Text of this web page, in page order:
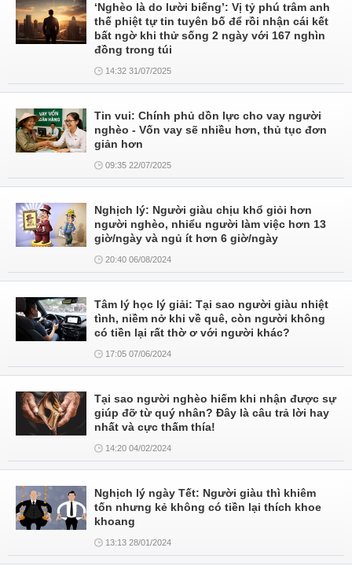
‘Nghèo là do lười biếng’: Vị tỷ phú trâm anh
thế phiệt tự tin tuyên bố để rồi nhận cái kết
bất ngờ khi thử sống 2 ngày với 167 nghìn
đồng trong túi
14:32 31/07/2025
Tin vui: Chính phủ dồn lực cho vay người
nghèo - Vốn vay sẽ nhiều hơn, thủ tục đơn
giản hơn
09:35 22/07/2025
Nghịch lý: Người giàu chịu khổ giỏi hơn
người nghèo, nhiểu người làm việc hơn 13
giờ/ngày và ngủ ít hơn 6 giờ/ngày
20:40 06/08/2024
Tâm lý học lý giải: Tại sao người giàu nhiệt
tình, niềm nở khi về quê, còn người không
có tiền lại rất thờ ơ với người khác?
17:05 07/06/2024
Tại sao người nghèo hiếm khi nhận được sự
giúp đỡ từ quý nhân? Đây là câu trả lời hay
nhất và cực thấm thía!
14:20 04/02/2024
Nghịch lý ngày Tết: Người giàu thì khiêm
tốn nhưng kẻ không có tiền lại thích khoe
khoang
13:13 28/01/2024